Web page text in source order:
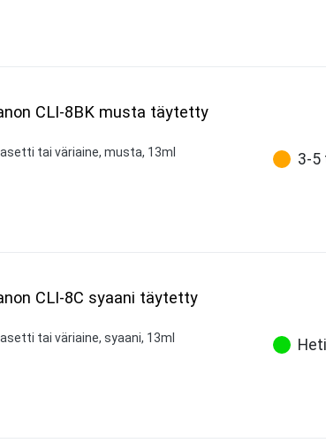
CLI-8BK musta täytetty
tai väriaine, musta, 13ml
3-5
CLI-8C syaani täytetty
tai väriaine, syaani, 13ml
Heti